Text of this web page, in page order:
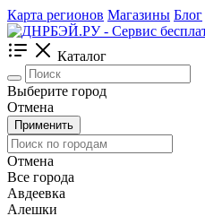
Карта регионов Магазины Блог
Каталог
Выберите город
Отмена
Применить
Отмена
Все города
Авдеевка
Алешки